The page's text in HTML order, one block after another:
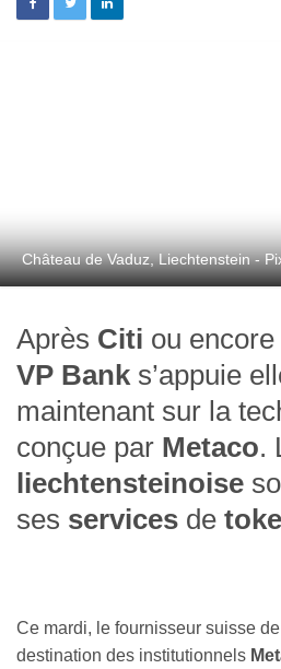
Château de Vaduz, Liechtenstein -
Après Citi ou encore
VP Bank s’appuie
maintenant sur la
conçue par Metaco.
liechtensteinoise
ses services de
Ce mardi, le fournisseur suisse
destination des institutionnels